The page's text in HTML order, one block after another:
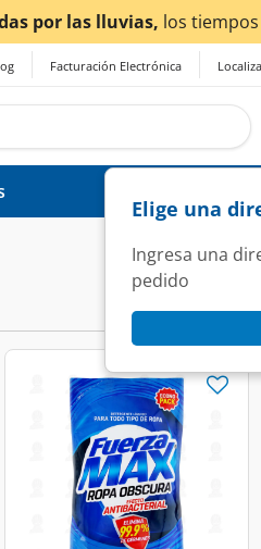
por las lluvias, los
Facturación Electrónica
Elige una
Ingresa una
pedido